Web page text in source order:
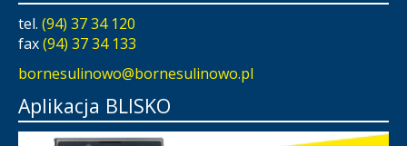
tel. (94) 37 34 120
fax(94) 37 34 133
bornesulinowo@bornesulinowo.pl
Aplikacja BLISKO